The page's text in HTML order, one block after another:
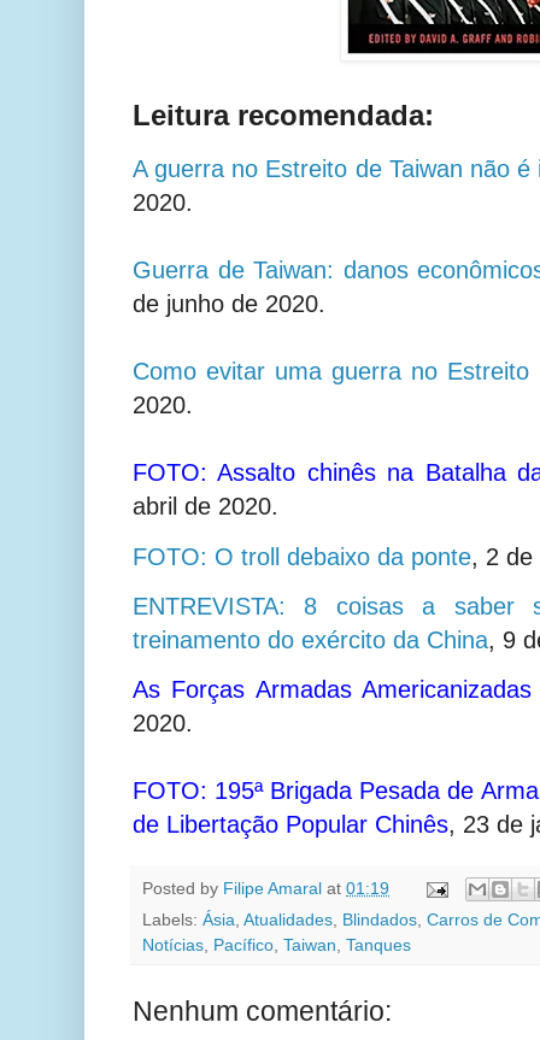
Leitura recomendada:
A guerra no Estreito de Taiwan não é
2020.
Guerra de Taiwan: danos
de junho de 2020.
Como evitar uma guerra no Estreito
2020.
FOTO: Assalto chinês na Batalha
abril de 2020.
FOTO: O troll debaixo da ponte, 2 de
ENTREVISTA: 8 coisas a
treinamento do exército da China, 9
As Forças Armadas
2020.
FOTO: 195ª Brigada Pesada de
de Libertação Popular Chinês, 23 de
Posted by Filipe Amaral at 01:19
Labels: Ásia, Atualidades, Blindados, Carros de
Notícias, Pacífico, Taiwan, Tanques
Nenhum comentário: